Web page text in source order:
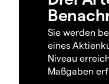
Sie werden
eines
Niveau
Maßgaben